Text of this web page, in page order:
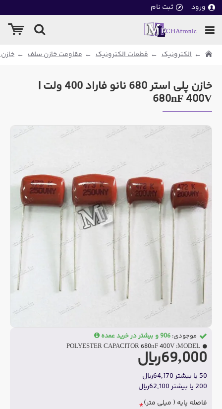
ورود ثبت نام
الکترونیک قطعات الکترونیک مقاومت خازن سلف
خازن پلی استر 680 نانو فاراد 400 ولت |
680nF 400V
69,000ریال
50 یا بیشتر 64,170ریال
200 یا بیشتر 62,100ریال
موجودی: 906 و بیشتر در خرید عمده
MODEL:
POLYESTER CAPACITOR 680nF 400V
فاصله پایه ( میلی متر)